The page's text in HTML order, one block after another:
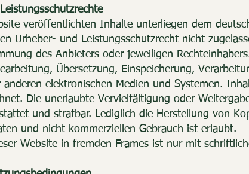
veröffentlichten Inhalte unterliegen dem
Urheber- und Leistungsschutzrecht nicht
des Anbieters oder jeweiligen
Übersetzung, Einspeicherung,
anderen elektronischen Medien und Systemen.
Die unerlaubte Vervielfältigung oder
und strafbar. Lediglich die Herstellung von
und nicht kommerziellen Gebrauch ist erlaubt.
Website in fremden Frames ist nur mit